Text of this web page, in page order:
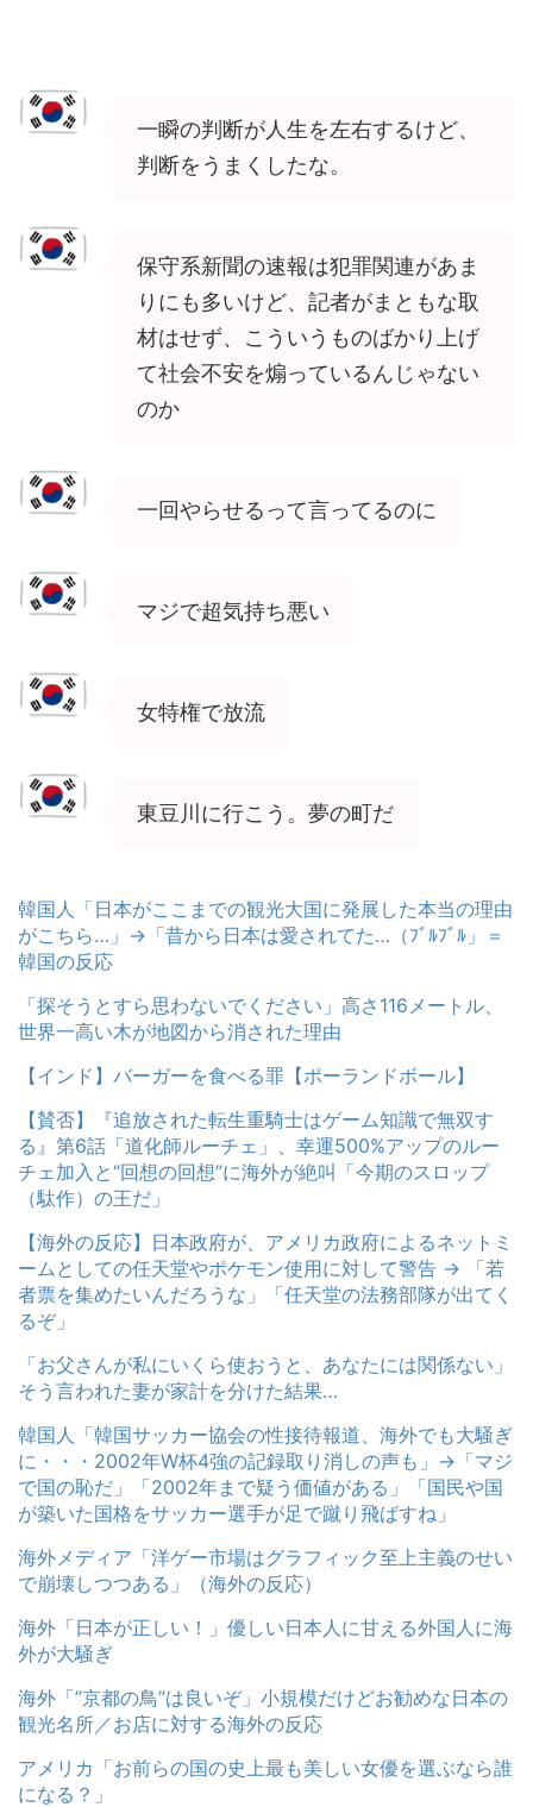
一瞬の判断が人生を左右するけど、
判断をうまくしたな。
保守系新聞の速報は犯罪関連があま
りにも多いけど、記者がまともな取
材はせず、こういうものばかり上げ
て社会不安を煽っているんじゃない
のか
一回やらせるって言ってるのに
マジで超気持ち悪い
女特権で放流
東豆川に行こう。夢の町だ
韓国人「日本がここまでの観光大国に発展した本当の理由
がこちら…」→「昔から日本は愛されてた…（ﾌﾞﾙﾌﾞﾙ」＝
韓国の反応
「探そうとすら思わないでください」高さ116メートル、
世界一高い木が地図から消された理由
【インド】バーガーを食べる罪【ポーランドボール】
【賛否】『追放された転生重騎士はゲーム知識で無双す
る』第6話「道化師ルーチェ」、幸運500%アップのルー
チェ加入と“回想の回想”に海外が絶叫「今期のスロップ
（駄作）の王だ」
【海外の反応】日本政府が、アメリカ政府によるネットミ
ームとしての任天堂やポケモン使用に対して警告 → 「若
者票を集めたいんだろうな」「任天堂の法務部隊が出てく
るぞ」
「お父さんが私にいくら使おうと、あなたには関係ない」
そう言われた妻が家計を分けた結果…
韓国人「韓国サッカー協会の性接待報道、海外でも大騒ぎ
に・・・2002年W杯4強の記録取り消しの声も」→「マジ
で国の恥だ」「2002年まで疑う価値がある」「国民や国
が築いた国格をサッカー選手が足で蹴り飛ばすね」
海外メディア「洋ゲー市場はグラフィック至上主義のせい
で崩壊しつつある」（海外の反応）
海外「日本が正しい！」優しい日本人に甘える外国人に海
外が大騒ぎ
海外「”京都の鳥”は良いぞ」小規模だけどお勧めな日本の
観光名所／お店に対する海外の反応
アメリカ「お前らの国の史上最も美しい女優を選ぶなら誰
になる？」